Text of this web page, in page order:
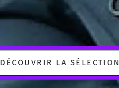
DÉCOUVRIR LA SÉLECTION